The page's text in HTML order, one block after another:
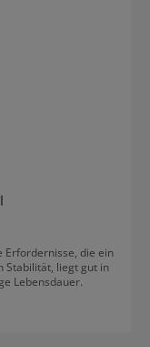
Erfordernisse, die ein
Stabilität, liegt gut in
Lebensdauer.